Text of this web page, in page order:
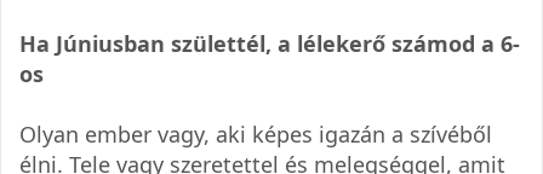
Ha Júniusban születtél, a lélekerő számod a 6-
os
Olyan ember vagy, aki képes igazán a szívéből
élni. Tele vagy szeretettel és melegséggel, amit